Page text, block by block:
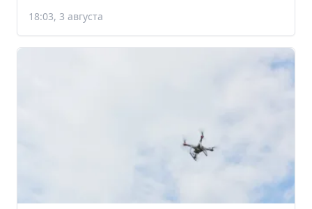
18:03, 3 августа